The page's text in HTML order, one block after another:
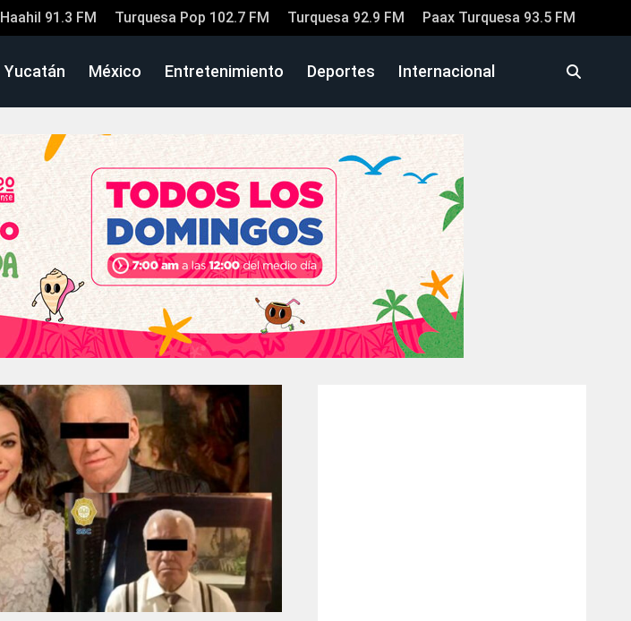
Haahil 91.3 FM Turquesa Pop 102.7 FM Turquesa 92.9 FM Paax Turquesa 93.5 FM
Yucatán México Entretenimiento Deportes Internacional